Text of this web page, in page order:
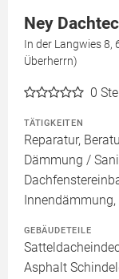
Ney
In der Langwies 8,
Überherrn)
0
TÄTIGKEITEN
Reparatur,
Dämmung /
GEBÄUDETEILE
Asphalt